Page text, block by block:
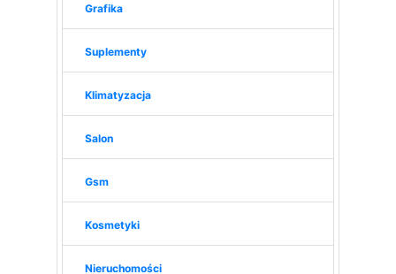
Grafika
Suplementy
Klimatyzacja
Salon
Gsm
Kosmetyki
Nieruchomości